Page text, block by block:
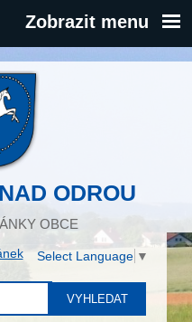
Zobrazit menu
ODROU
OBCE
Select Language ▼
VYHLEDAT